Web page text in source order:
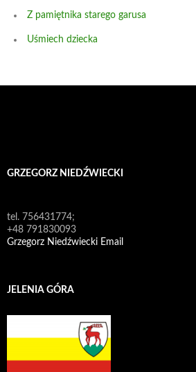
Z pamiętnika starego garusa
Uśmiech dziecka
GRZEGORZ NIEDŹWIECKI
tel. 756431774;
+48 791830093
Grzegorz Niedźwiecki Email
JELENIA GÓRA